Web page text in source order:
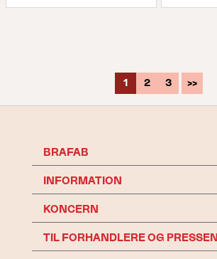
1 2 3 >>
BRAFAB
INFORMATION
KONCERN
TIL FORHANDLERE OG PRESSEN